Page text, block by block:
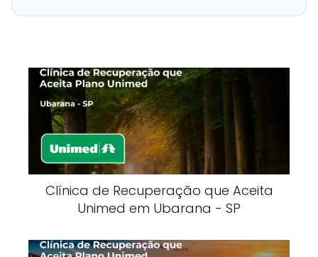
Clínica de Recuperação que Aceita
Unimed em Ubarana - SP